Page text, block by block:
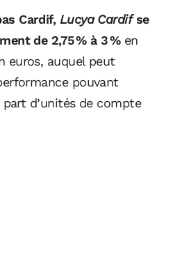
Cardif, Lucya Cardifse
de 2,75 % à 3 %en
euros, auquel peut
pouvant
d’unités de compte